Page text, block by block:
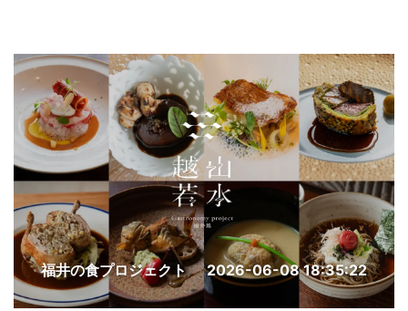
福井の食プロジェクト 2026-06-08 18:35:22